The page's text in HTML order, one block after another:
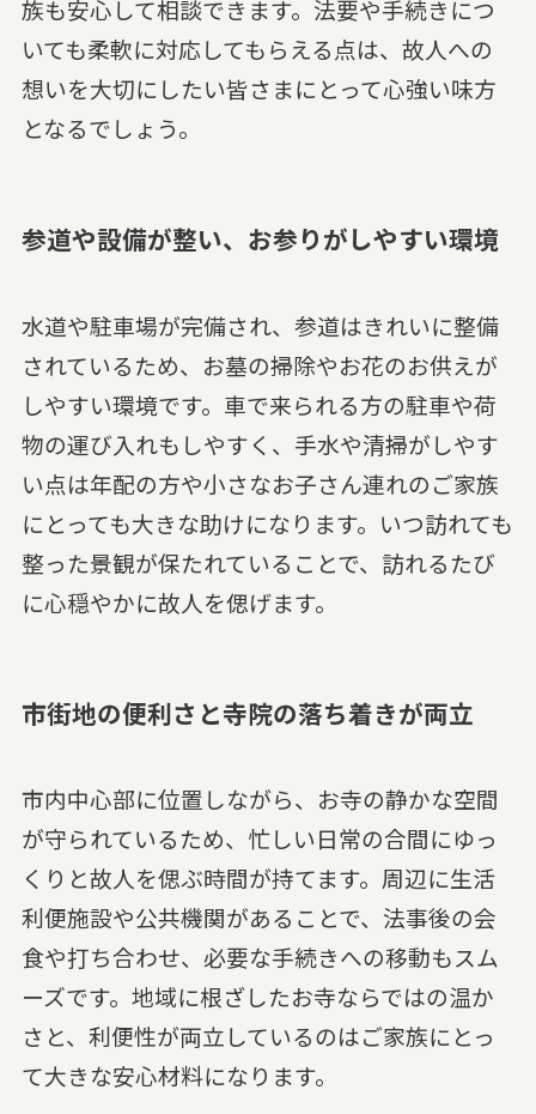
族も安心して相談できます。法要や手続きにつ
いても柔軟に対応してもらえる点は、故人への
想いを大切にしたい皆さまにとって心強い味方
となるでしょう。
参道や設備が整い、お参りがしやすい環境
水道や駐車場が完備され、参道はきれいに整備
されているため、お墓の掃除やお花のお供えが
しやすい環境です。車で来られる方の駐車や荷
物の運び入れもしやすく、手水や清掃がしやす
い点は年配の方や小さなお子さん連れのご家族
にとっても大きな助けになります。いつ訪れても
整った景観が保たれていることで、訪れるたび
に心穏やかに故人を偲げます。
市街地の便利さと寺院の落ち着きが両立
市内中心部に位置しながら、お寺の静かな空間
が守られているため、忙しい日常の合間にゆっ
くりと故人を偲ぶ時間が持てます。周辺に生活
利便施設や公共機関があることで、法事後の会
食や打ち合わせ、必要な手続きへの移動もスム
ーズです。地域に根ざしたお寺ならではの温か
さと、利便性が両立しているのはご家族にとっ
て大きな安心材料になります。